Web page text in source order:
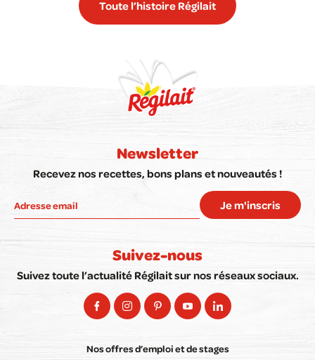
Toute l’histoire Régilait
Newsletter
Recevez nos recettes, bons plans et nouveautés !
Je m'inscris
Suivez-nous
Suivez toute l’actualité Régilait sur nos réseaux sociaux.
Nos offres d’emploi et de stages